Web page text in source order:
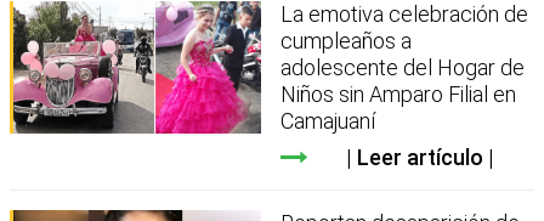
La emotiva celebración de
cumpleaños a
adolescente del Hogar de
Niños sin Amparo Filial en
Camajuaní
Leer artículo